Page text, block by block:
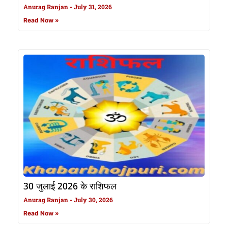
Anurag Ranjan July 31, 2026
Read Now »
30 जुलाई 2026 के राशिफल
Anurag Ranjan July 30, 2026
Read Now »